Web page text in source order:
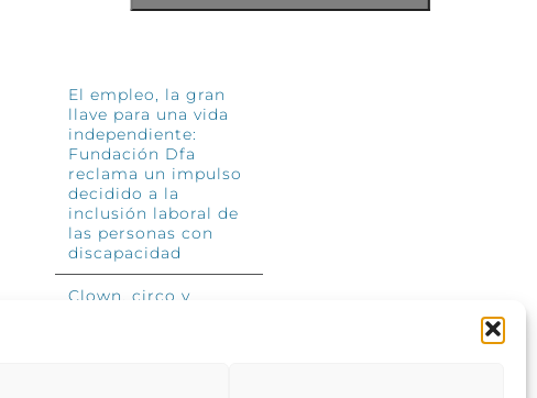
El empleo, la gran
llave para una vida
independiente:
Fundación Dfa
reclama un impulso
decidido a la
inclusión laboral de
las personas con
discapacidad
Clown, circo y